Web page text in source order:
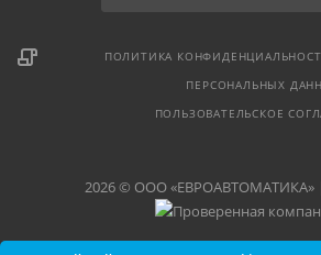
ПОЛИТИКА
ПЕРСОНАЛЬНЫХ
ПОЛЬЗОВАТЕЛЬСКОЕ
2026 © ООО «ЕВРОАВТОМАТИКА» |